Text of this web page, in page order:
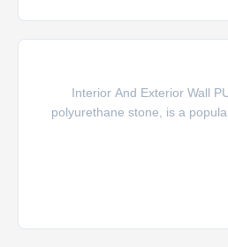
Interior And Exterior Wall
polyurethane stone, is a